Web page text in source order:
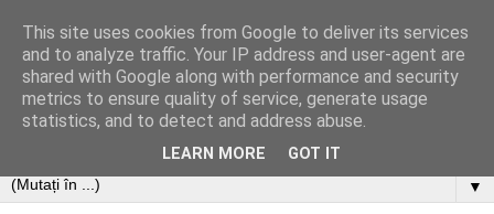
▼
This site uses cookies from Google to deliver its services
and to analyze traffic. Your IP address and user-agent are
shared with Google along with performance and security
metrics to ensure quality of service, generate usage
statistics, and to detect and address abuse.
LEARN MORE GOT IT